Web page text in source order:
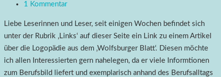
1 Kommentar
Liebe Leserinnen und Leser, seit einigen Wochen befindet sich
unter der Rubrik ‚Links‘ auf dieser Seite ein Link zu einem Artikel
über die Logopädie aus dem ‚Wolfsburger Blatt‘. Diesen möchte
ich allen Interessierten gern nahelegen, da er viele Informtionen
zum Berufsbild liefert und exemplarisch anhand des Berufsalltags